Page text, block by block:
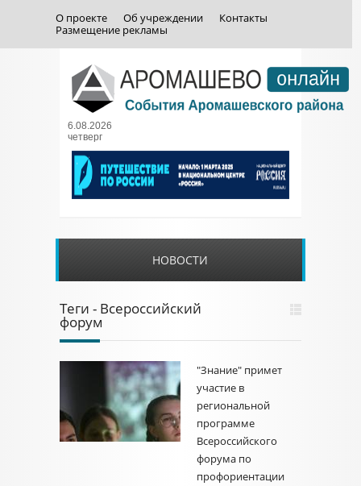
О проекте Об учреждении
Контакты
Размещение рекламы
6.08.2026
четверг
НОВОСТИ
Теги - Всероссийский
форум
"Знание" примет
участие в
региональной
программе
Всероссийского
форума по
профориентации